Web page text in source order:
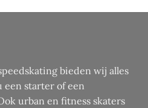
bieden wij alles
een starter of een
urban en fitness skaters